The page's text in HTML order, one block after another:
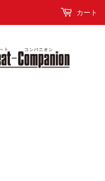
カート